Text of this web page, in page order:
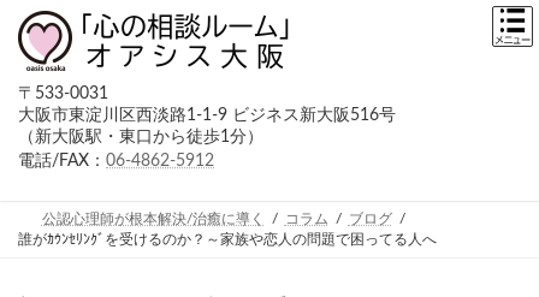
〒533-0031
大阪市東淀川区西淡路1-1-9 ビジネス新大阪516号
（新大阪駅・東口から徒歩1分）
電話/FAX： 06-4862-5912
公認心理師が根本解決/治癒に導く コラム
ブログ
誰がｶｳﾝｾﾘﾝｸﾞを受けるのか？～家族や恋人の問題で困ってる人へ